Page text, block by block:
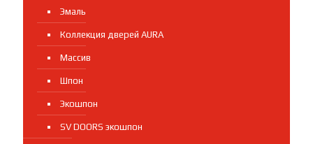
Эмаль
Коллекция дверей AURA
Массив
Шпон
Экошпон
SV DOORS экошпон